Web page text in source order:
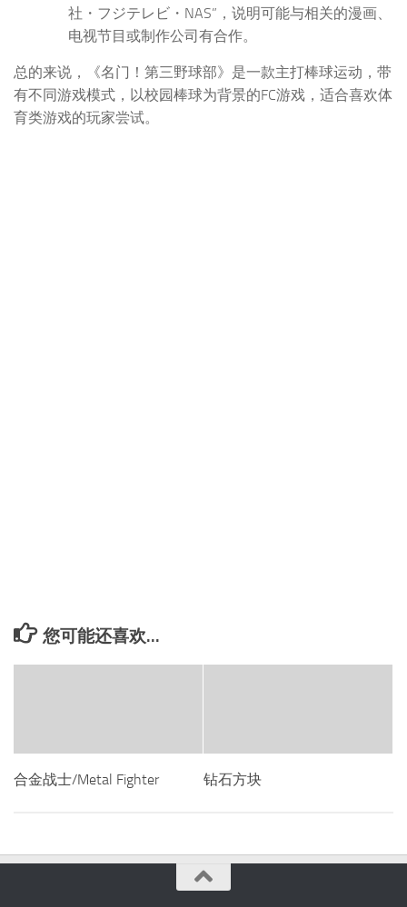
社・フジテレビ・NAS”，说明可能与相关的漫画、
电视节目或制作公司有合作。
总的来说，《名门！第三野球部》是一款主打棒球运动，带
有不同游戏模式，以校园棒球为背景的FC游戏，适合喜欢体
育类游戏的玩家尝试。
您可能还喜欢...
合金战士/Metal Fighter 钻石方块